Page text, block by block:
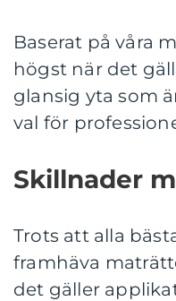
Baserat på våra
högst när det
glansig yta som
val för
Skillnader
Trots att alla
framhäva
det gäller